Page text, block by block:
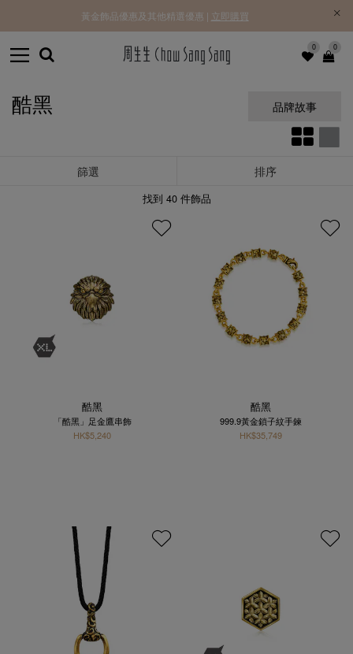
0 0
黃金飾品優惠及其他精選優惠 | 立即購買
酷黑 品牌故事
篩選 排序
找到 40件飾品
酷黑
「酷黑」足金鷹串飾
HK$5,240
酷黑
999.9黃金鎖子紋手鍊
HK$35,749